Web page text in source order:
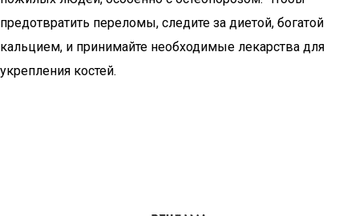
предотвратить переломы, следите за диетой, богатой
кальцием, и принимайте необходимые лекарства для
укрепления костей.